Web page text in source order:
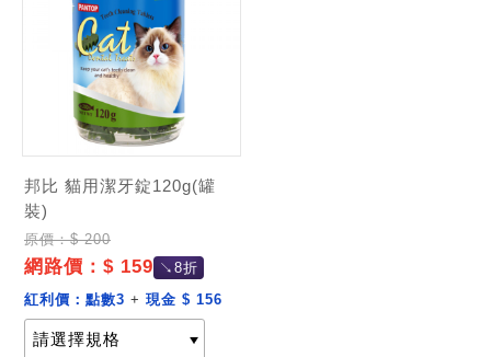
邦比 貓用潔牙錠120g(罐
裝)
原價：$ 200
網路價：$ 159 ↘8折
紅利價： 點數3 + 現金 $ 156
記住帳號